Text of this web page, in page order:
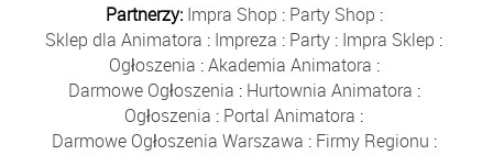
Partnerzy: Impra Shop : Party Shop :
Sklep dla Animatora : Impreza : Party : Impra Sklep :
Ogłoszenia :Akademia Animatora :
Darmowe Ogłoszenia : Hurtownia Animatora :
Ogłoszenia : Portal Animatora :
Darmowe Ogłoszenia Warszawa : Firmy Regionu :